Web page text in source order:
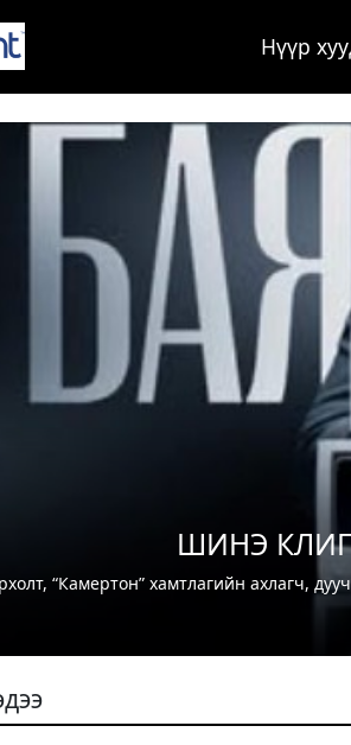
Нүүр
COP17 хурлын
тухай НҮБ-ын конвенцын